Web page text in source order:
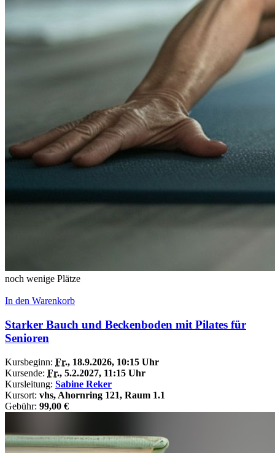
noch wenige Plätze
In den Warenkorb
Starker Bauch und Beckenboden mit Pilates für
Senioren
Kursbeginn: Fr., 18.9.2026, 10:15 Uhr
Kursende: Fr., 5.2.2027, 11:15 Uhr
Kursleitung: Sabine Reker
Kursort: vhs, Ahornring 121, Raum 1.1
Gebühr: 99,00 €